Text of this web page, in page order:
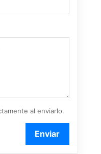
al enviarlo.
Enviar